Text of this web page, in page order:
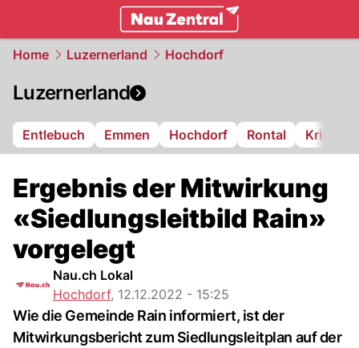
Home Luzernerland Hochdorf
Luzernerland
Entlebuch Emmen Hochdorf Rontal Kriens
Ergebnis der Mitwirkung
«Siedlungsleitbild Rain»
vorgelegt
Nau.ch Lokal
Hochdorf, 12.12.2022 - 15:25
Wie die Gemeinde Rain informiert, ist der
Mitwirkungsbericht zum Siedlungsleitplan auf der